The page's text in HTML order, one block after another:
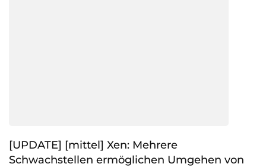
[UPDATE] [mittel] Xen: Mehrere
Schwachstellen ermöglichen Umgehen von